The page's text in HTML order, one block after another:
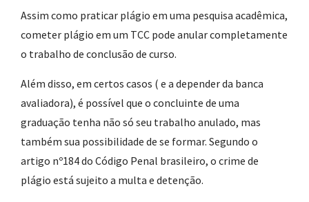
Assim como praticar plágio em uma pesquisa acadêmica,
cometer plágio em um TCC pode anular completamente
o trabalho de conclusão de curso.
Além disso, em certos casos ( e a depender da banca
avaliadora), é possível que o concluinte de uma
graduação tenha não só seu trabalho anulado, mas
também sua possibilidade de se formar. Segundo o
artigo nº184 do Código Penal brasileiro, o crime de
plágio está sujeito a multa e detenção.